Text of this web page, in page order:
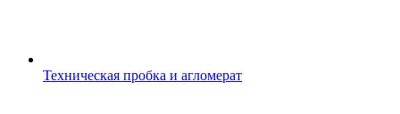
Техническая пробка и агломерат